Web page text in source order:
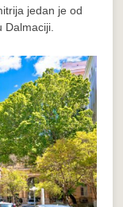
jedan je od